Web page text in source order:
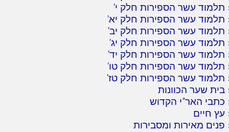
תלמוד עשר הספירות חלק י'
תלמוד עשר הספירות חלק יא'
תלמוד עשר הספירות חלק יב'
תלמוד עשר הספירות חלק יג'
תלמוד עשר הספירות חלק יד'
תלמוד עשר הספירות חלק טו'
תלמוד עשר הספירות חלק טז'
בית שער הכוונות
כתבי האר"י הקדוש
עץ חיים
פנים מאירות ומסבירות